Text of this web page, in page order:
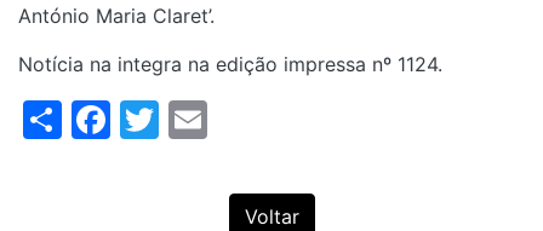
António Maria Claret’.
Notícia na integra na edição impressa nº 1124.
ShareFacebook
Twitter
Voltar